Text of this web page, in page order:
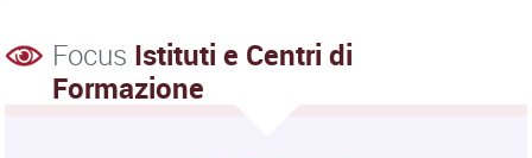
Focus Istituti e Centri di
Formazione